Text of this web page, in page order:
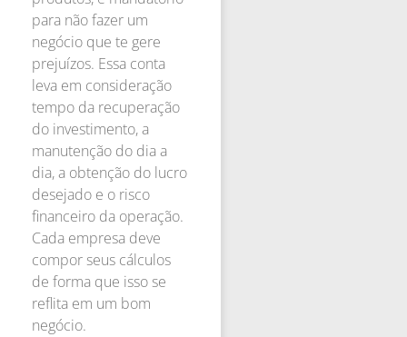
para não fazer um
negócio que te gere
prejuízos. Essa conta
leva em consideração
tempo da recuperação
do investimento, a
manutenção do dia a
dia, a obtenção do lucro
desejado e o risco
financeiro da operação.
Cada empresa deve
compor seus cálculos
de forma que isso se
reflita em um bom
negócio.